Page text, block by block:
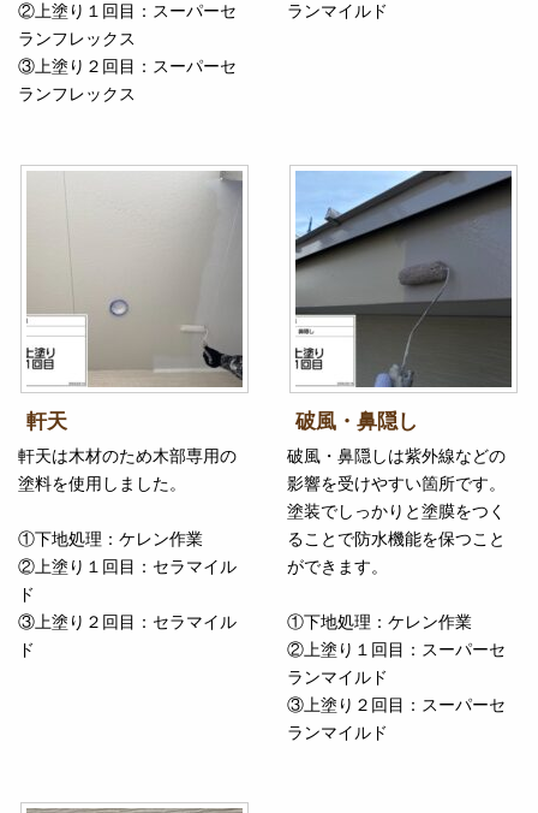
②上塗り１回目：スーパーセ
ランフレックス
③上塗り２回目：スーパーセ
ランフレックス
ランマイルド
軒天
軒天は木材のため木部専用の
塗料を使用しました。
①下地処理：ケレン作業
②上塗り１回目：セラマイル
ド
③上塗り２回目：セラマイル
ド
破風・鼻隠し
破風・鼻隠しは紫外線などの
影響を受けやすい箇所です。
塗装でしっかりと塗膜をつく
ることで防水機能を保つこと
ができます。
①下地処理：ケレン作業
②上塗り１回目：スーパーセ
ランマイルド
③上塗り２回目：スーパーセ
ランマイルド